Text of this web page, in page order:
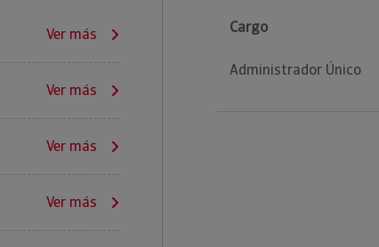
Ver más
Ver más
Ver más
Ver más
Cargo
Administrador Único